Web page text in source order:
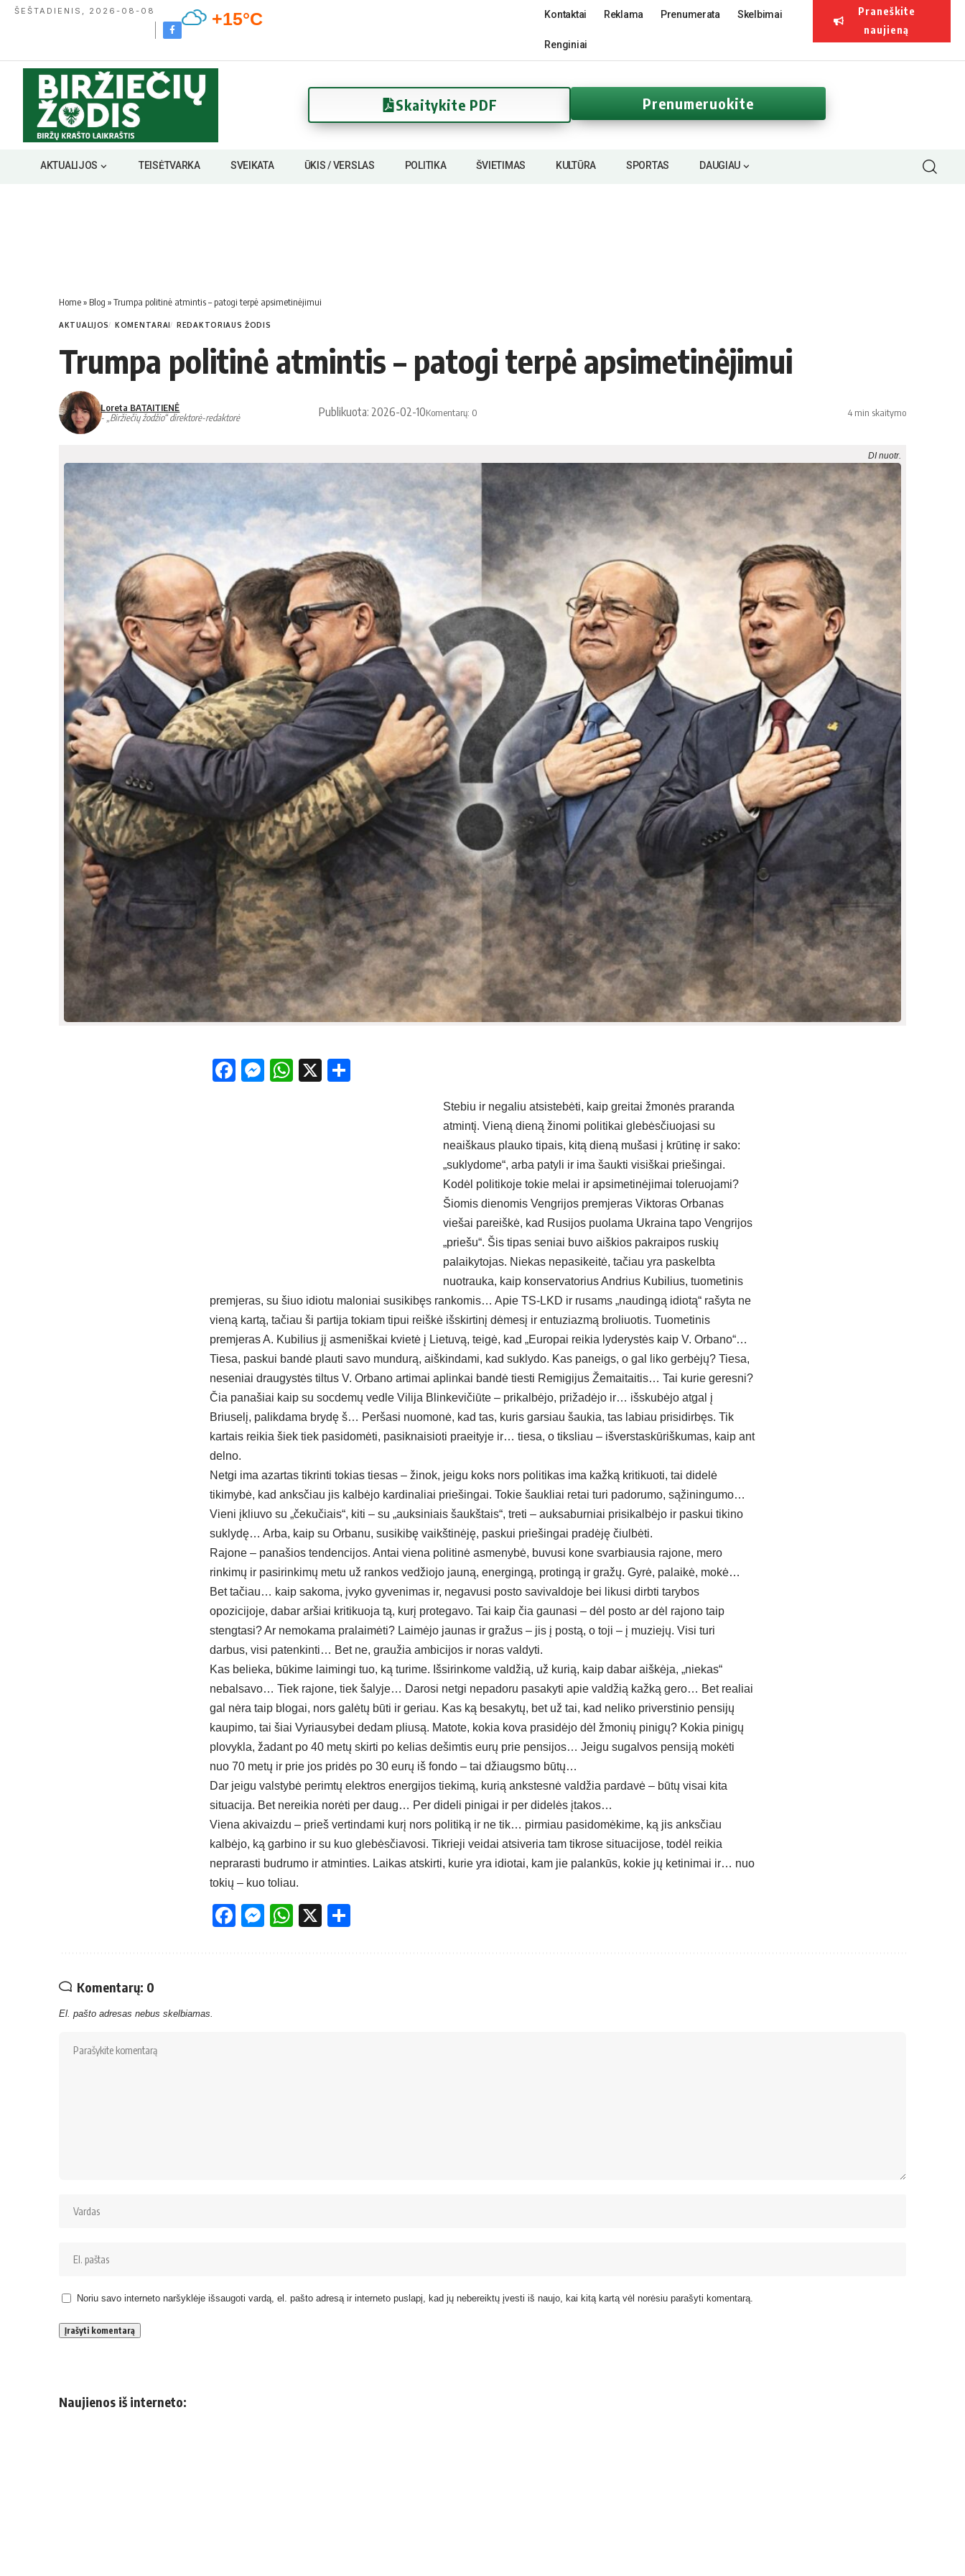
ŠEŠTADIENIS, 2026-08-08 +15°C Kontaktai Reklama Prenumerata Skelbimai
Renginiai
Praneškite
naujieną
Skaitykite PDF Prenumeruokite
AKTUALIJOS TEISĖTVARKA SVEIKATA ŪKIS / VERSLAS POLITIKA ŠVIETIMAS KULTŪRA SPORTAS DAUGIAU
Home» Blog »Trumpa politinė atmintis – patogi terpė apsimetinėjimui
AKTUALIJOS KOMENTARAI REDAKTORIAUS ŽODIS
Trumpa politinė atmintis – patogi terpė apsimetinėjimui
Loreta BATAITIENĖ
- „Biržiečių žodžio“ direktorė-redaktorė
Publikuota: 2026-02-10Komentarų: 0 4 min skaitymo
DI nuotr.
Facebook
Messenger
WhatsApp
X
Stebiu ir negaliu atsistebėti, kaip greitai žmonės praranda
atmintį. Vieną dieną žinomi politikai glebėsčiuojasi su
neaiškaus plauko tipais, kitą dieną mušasi į krūtinę ir sako:
„suklydome“, arba patyli ir ima šaukti visiškai priešingai.
Kodėl politikoje tokie melai ir apsimetinėjimai toleruojami?
Šiomis dienomis Vengrijos premjeras Viktoras Orbanas
viešai pareiškė, kad Rusijos puolama Ukraina tapo Vengrijos
„priešu“. Šis tipas seniai buvo aiškios pakraipos ruskių
palaikytojas. Niekas nepasikeitė, tačiau yra paskelbta
nuotrauka, kaip konservatorius Andrius Kubilius, tuometinis
premjeras, su šiuo idiotu maloniai susikibęs rankomis… Apie TS-LKD ir rusams „naudingą idiotą“ rašyta ne
vieną kartą, tačiau ši partija tokiam tipui reiškė išskirtinį dėmesį ir entuziazmą broliuotis. Tuometinis
premjeras A. Kubilius jį asmeniškai kvietė į Lietuvą, teigė, kad „Europai reikia lyderystės kaip V. Orbano“…
Tiesa, paskui bandė plauti savo mundurą, aiškindami, kad suklydo. Kas paneigs, o gal liko gerbėjų? Tiesa,
neseniai draugystės tiltus V. Orbano artimai aplinkai bandė tiesti Remigijus Žemaitaitis… Tai kurie geresni?
Čia panašiai kaip su socdemų vedle Vilija Blinkevičiūte – prikalbėjo, prižadėjo ir… išskubėjo atgal į
Briuselį, palikdama brydę š… Peršasi nuomonė, kad tas, kuris garsiau šaukia, tas labiau prisidirbęs. Tik
kartais reikia šiek tiek pasidomėti, pasiknaisioti praeityje ir… tiesa, o tiksliau – išverstaskūriškumas, kaip ant
delno.
Netgi ima azartas tikrinti tokias tiesas – žinok, jeigu koks nors politikas ima kažką kritikuoti, tai didelė
tikimybė, kad anksčiau jis kalbėjo kardinaliai priešingai. Tokie šaukliai retai turi padorumo, sąžiningumo…
Vieni įkliuvo su „čekučiais“, kiti – su „auksiniais šaukštais“, treti – auksaburniai prisikalbėjo ir paskui tikino
suklydę… Arba, kaip su Orbanu, susikibę vaikštinėję, paskui priešingai pradėję čiulbėti.
Rajone – panašios tendencijos. Antai viena politinė asmenybė, buvusi kone svarbiausia rajone, mero
rinkimų ir pasirinkimų metu už rankos vedžiojo jauną, energingą, protingą ir gražų. Gyrė, palaikė, mokė…
Bet tačiau… kaip sakoma, įvyko gyvenimas ir, negavusi posto savivaldoje bei likusi dirbti tarybos
opozicijoje, dabar aršiai kritikuoja tą, kurį protegavo. Tai kaip čia gaunasi – dėl posto ar dėl rajono taip
stengtasi? Ar nemokama pralaimėti? Laimėjo jaunas ir gražus – jis į postą, o toji – į muziejų. Visi turi
darbus, visi patenkinti… Bet ne, graužia ambicijos ir noras valdyti.
Kas belieka, būkime laimingi tuo, ką turime. Išsirinkome valdžią, už kurią, kaip dabar aiškėja, „niekas“
nebalsavo… Tiek rajone, tiek šalyje… Darosi netgi nepadoru pasakyti apie valdžią kažką gero… Bet realiai
gal nėra taip blogai, nors galėtų būti ir geriau. Kas ką besakytų, bet už tai, kad neliko priverstinio pensijų
kaupimo, tai šiai Vyriausybei dedam pliusą. Matote, kokia kova prasidėjo dėl žmonių pinigų? Kokia pinigų
plovykla, žadant po 40 metų skirti po kelias dešimtis eurų prie pensijos… Jeigu sugalvos pensiją mokėti
nuo 70 metų ir prie jos pridės po 30 eurų iš fondo – tai džiaugsmo būtų…
Dar jeigu valstybė perimtų elektros energijos tiekimą, kurią ankstesnė valdžia pardavė – būtų visai kita
situacija. Bet nereikia norėti per daug… Per dideli pinigai ir per didelės įtakos…
Viena akivaizdu – prieš vertindami kurį nors politiką ir ne tik… pirmiau pasidomėkime, ką jis anksčiau
kalbėjo, ką garbino ir su kuo glebėsčiavosi. Tikrieji veidai atsiveria tam tikrose situacijose, todėl reikia
neprarasti budrumo ir atminties. Laikas atskirti, kurie yra idiotai, kam jie palankūs, kokie jų ketinimai ir… nuo
tokių – kuo toliau.
Facebook
Messenger
WhatsApp
X
Komentarų: 0
El. pašto adresas nebus skelbiamas.
Noriu savo interneto naršyklėje išsaugoti vardą, el. pašto adresą ir interneto puslapį, kad jų nebereiktų įvesti iš naujo, kai kitą kartą vėl norėsiu parašyti komentarą.
Naujienos iš interneto: